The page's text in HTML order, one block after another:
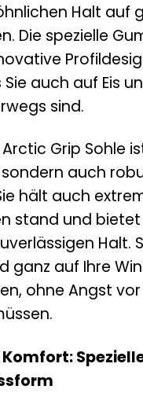
Halt auf
Die spezielle
auch auf Eis
sind.
Grip Sohle
auch
hält auch
stand und bietet
Halt.
ganz auf Ihre
ohne Angst